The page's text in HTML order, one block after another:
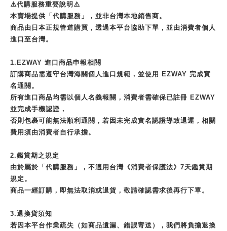
⚠️代購服務重要說明⚠️
本賣場提供「代購服務」，並非台灣本地銷售商。
商品由日本正規管道購買，透過本平台協助下單，並由消費者個人
進口至台灣。
1.EZWAY 進口商品申報相關
訂購商品需遵守台灣海關個人進口規範，並使用 EZWAY 完成實
名通關。
所有進口商品均需以個人名義報關，消費者需確保已註冊 EZWAY
並完成手機認證，
否則包裹可能無法順利通關，若因未完成實名認證導致退運，相關
費用須由消費者自行承擔。
2.鑑賞期之規定
由於屬於「代購服務」，不適用台灣《消費者保護法》7天鑑賞期
規定。
商品一經訂購，即無法取消或退貨，敬請確認需求後再行下單。
3.退換貨須知
若因本平台作業疏失（如商品遺漏、錯誤寄送），我們將負擔退換